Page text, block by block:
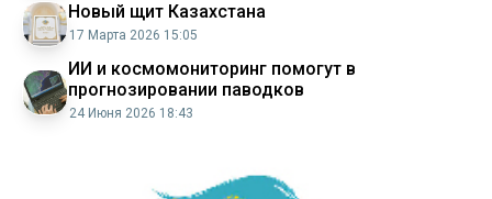
Новый щит Казахстана
17 Марта 2026 15:05
ИИ и космомониторинг помогут в
прогнозировании паводков
24 Июня 2026 18:43